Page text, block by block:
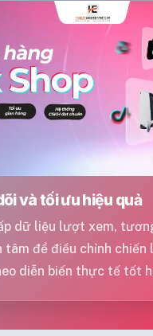
và tối ưu hiệu quả
dữ liệu lượt xem,
tâm để điều chỉnh chiến
diễn biến thực tế tốt